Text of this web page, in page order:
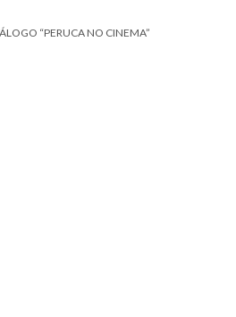
“PERUCA NO CINEMA”